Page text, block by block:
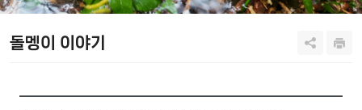
돌멩이 이야기